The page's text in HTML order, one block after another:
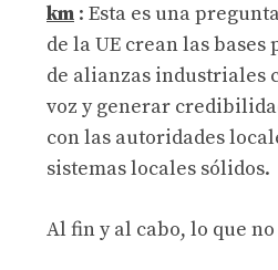
km : Esta es una
de la UE crean las
de alianzas industriales
voz y generar
con las autoridades
sistemas locales sólidos.
Al fin y al cabo, lo que